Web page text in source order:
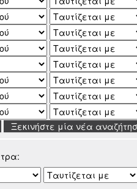
Ξεκινήστε μία νέα